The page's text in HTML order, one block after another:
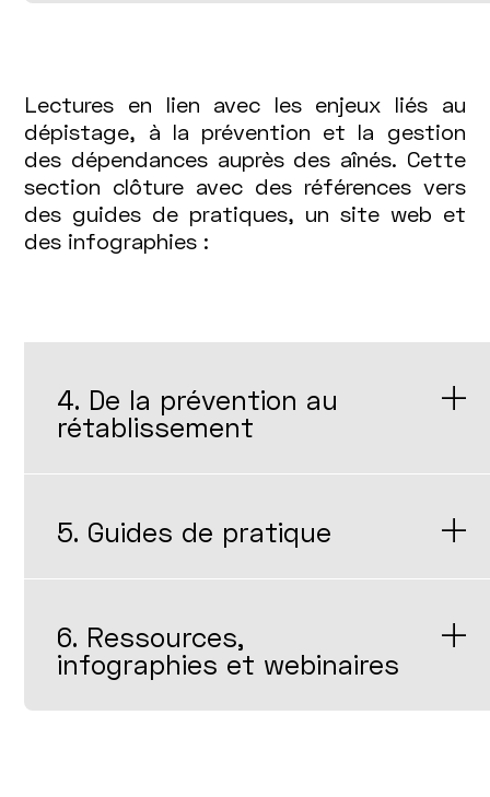
Lectures en lien avec les enjeux liés au
dépistage, à la prévention et la gestion
des dépendances auprès des aînés. Cette
section clôture avec des références vers
des guides de pratiques, un site web et
des infographies :
4. De la prévention au
rétablissement
5. Guides de pratique
6. Ressources,
infographies et webinaires